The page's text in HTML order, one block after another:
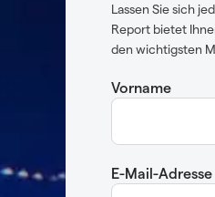
Lassen Sie sich
Report bietet
den wichtigsten
Vorname
E-Mail-Adresse